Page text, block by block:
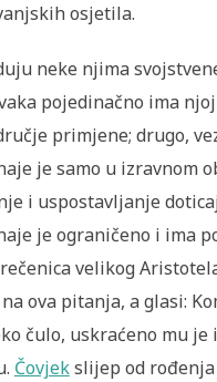
osjetila.
neke njima
pojedinačno ima njoj
primjene; drugo,
je samo u izravnom
i uspostavljanje
je ograničeno i ima
velikog
ova pitanja, a glasi:
čulo, uskraćeno mu je i
Čovjekslijep od